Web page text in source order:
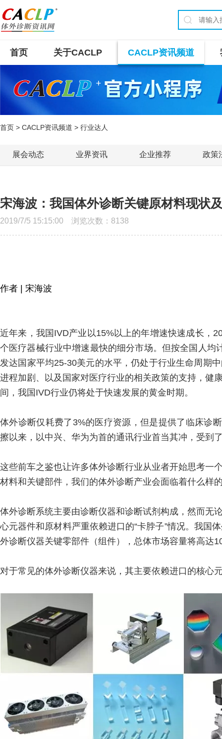
首页 关于CACLP CACLP资讯频道
首页 > CACLP资讯频道 > 行业达人
展会动态 业界资讯 企业推荐 政策
宋海波：我国体外诊断关键原材料现状
2019/7/5 15:15:00 浏览次数： 8138
作者 | 宋海波
近年来，我国IVD产业以15%以上的年增速快速成长，
个医疗器械行业中增速最快的细分市场。但按全国人
发达国家平均25-30美元的水平，仍处于行业生命周期
进程加剧、以及国家对医疗行业的相关政策的支持，健
间，我国IVD行业仍将处于快速发展的黄金时期。
体外诊断仅耗费了3%的医疗资源，但是提供了临床诊
擦以来，以中兴、华为为首的通讯行业首当其冲，受到
这些前车之鉴也让许多体外诊断行业从业者开始思考一
材料和关键部件，我们的体外诊断产业会面临着什么样
体外诊断系统主要由诊断仪器和诊断试剂构成，然而无
心元器件和原材料严重依赖进口的“卡脖子”情况。我国
外诊断仪器关键零部件（组件），总体市场容量将高达
对于常见的体外诊断仪器来说，其主要依赖进口的核心